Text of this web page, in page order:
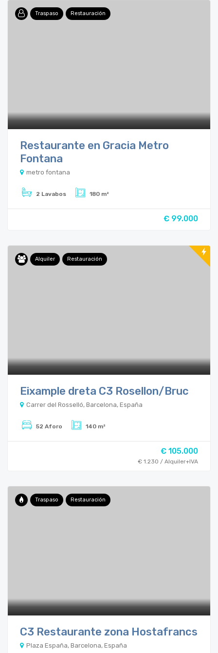
Traspaso Restauración
Restaurante en Gracia Metro
Fontana
metro fontana
2 Lavabos 180 m²
€ 99.000
Alquiler Restauración
Eixample dreta C3 Rosellon/Bruc
Carrer del Rosselló, Barcelona, España
52 Aforo 140 m²
€ 105.000
€ 1.230 / Alquiler+IVA
Traspaso Restauración
C3 Restaurante zona Hostafrancs
Plaza España, Barcelona, España